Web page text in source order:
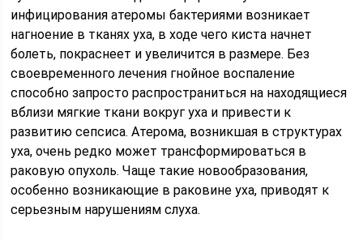
инфицирования атеромы бактериями возникает
нагноение в тканях уха, в ходе чего киста начнет
болеть, покраснеет и увеличится в размере. Без
своевременного лечения гнойное воспаление
способно запросто распространиться на находящиеся
вблизи мягкие ткани вокруг уха и привести к
развитию сепсиса. Атерома, возникшая в структурах
уха, очень редко может трансформироваться в
раковую опухоль. Чаще такие новообразования,
особенно возникающие в раковине уха, приводят к
серьезным нарушениям слуха.